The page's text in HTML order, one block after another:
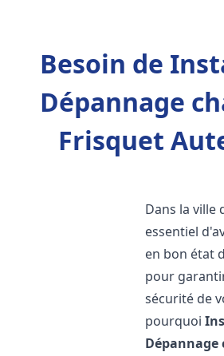
Besoin de
Dépannage
Frisquet
Dans la ville
essentiel
en bon état
pour
sécurité de
pourquoi
Dépannage